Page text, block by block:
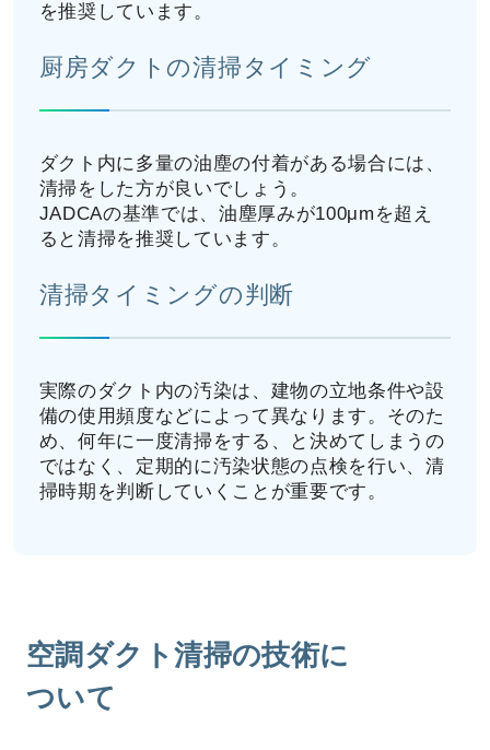
を推奨しています。
厨房ダクトの清掃タイミング
ダクト内に多量の油塵の付着がある場合には、
清掃をした方が良いでしょう。
JADCAの基準では、油塵厚みが100μmを超え
ると清掃を推奨しています。
清掃タイミングの判断
実際のダクト内の汚染は、建物の立地条件や設
備の使用頻度などによって異なります。そのた
め、何年に一度清掃をする、と決めてしまうの
ではなく、定期的に汚染状態の点検を行い、清
掃時期を判断していくことが重要です。
空調ダクト清掃の技術に
ついて